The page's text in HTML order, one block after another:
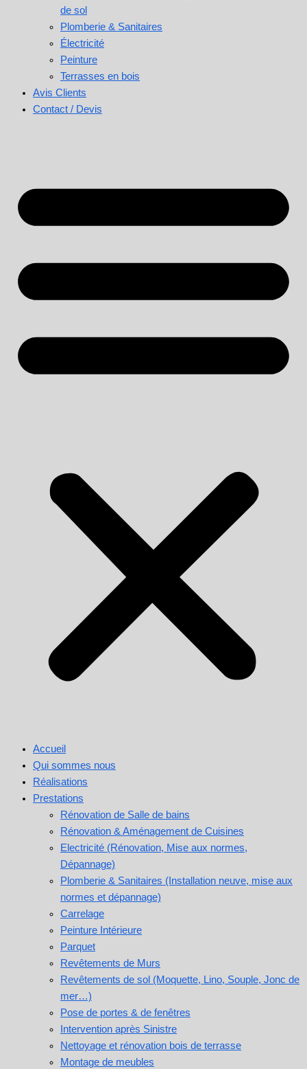
de sol
Plomberie & Sanitaires
Électricité
Peinture
Terrasses en bois
Avis Clients
Contact / Devis
Accueil
Qui sommes nous
Réalisations
Prestations
Rénovation de Salle de bains
Rénovation & Aménagement de Cuisines​
Electricité (Rénovation, Mise aux normes,
Dépannage)
Plomberie & Sanitaires (Installation neuve, mise aux
normes et dépannage)
Carrelage
Peinture Intérieure
Parquet
Revêtements de Murs
Revêtements de sol (Moquette, Lino, Souple, Jonc de
mer…)
Pose de portes & de fenêtres
Intervention après Sinistre
Nettoyage et rénovation bois de terrasse
Montage de meubles